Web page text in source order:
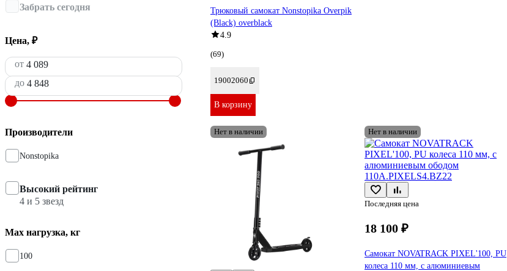
Забрать сегодня
Цена, ₽
от
до
Производители
Nonstopika
Высокий рейтинг
4 и 5 звезд
Max нагрузка, кг
100
Трюковый самокат Nonstopika Overpik
(Black) overblack
4.9
(69)
19002060
В корзину
Нет в наличии Нет в наличии
Последняя цена
18 100 ₽
Самокат NOVATRACK PIXEL'100, PU
колеса 110 мм, с алюминиевым